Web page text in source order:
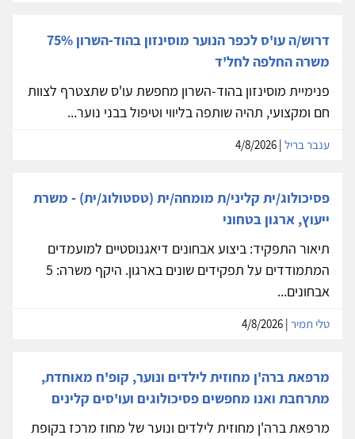
דרוש/ה עו'ס לכפר הנוער מוסינזון בהוד-השרון 75%
משרה החלפה לחל'ד
פנימיית מוסינזון בהוד-השרון מחפשת עו'ס שתצטרף לצוות
חם ומקצועי, תהיה שותפה בליווי וטיפול בבני נוער...
ענבר בריל
פסיכולוג/ית קליני/ת מומחה/ית (טסטולוג/ית) - משרת
ייעוץ, ארגון בטחוני
תיאור התפקיד: ביצוע אבחונים דיאגנוסטיים למועמדים
המתמודדים על תפקידים שונים בארגון. היקף משרה: 5
אבחונים...
טלי תמיר
מרפאת ברה'ן מחוזית לילדים ונוער, קופ'ח מאוחדת,
מתרחבת ואנו מחפשים פסיכולוגים ועו'סים קלינים
מרפאת ברה'ן מחוזית לילדים ונוער של מחוז מרכז בקופת